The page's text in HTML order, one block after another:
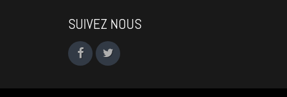
SUIVEZ NOUS